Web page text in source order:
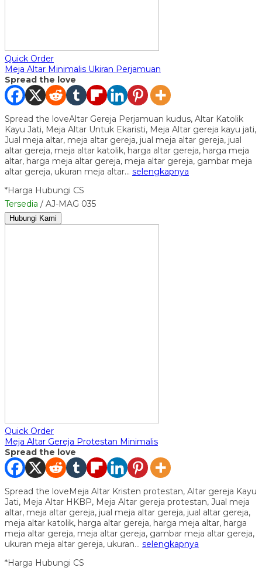
Quick Order
Meja Altar Minimalis Ukiran Perjamuan
Spread the love
Spread the loveAltar Gereja Perjamuan kudus, Altar Katolik
Kayu Jati, Meja Altar Untuk Ekaristi, Meja Altar gereja kayu jati,
Jual meja altar, meja altar gereja, jual meja altar gereja, jual
altar gereja, meja altar katolik, harga altar gereja, harga meja
altar, harga meja altar gereja, meja altar gereja, gambar meja
altar gereja, ukuran meja altar… selengkapnya
*Harga Hubungi CS
Tersedia / AJ-MAG 035
Hubungi Kami
Quick Order
Meja Altar Gereja Protestan Minimalis
Spread the love
Spread the loveMeja Altar Kristen protestan, Altar gereja Kayu
Jati, Meja Altar HKBP, Meja Altar gereja protestan, Jual meja
altar, meja altar gereja, jual meja altar gereja, jual altar gereja,
meja altar katolik, harga altar gereja, harga meja altar, harga
meja altar gereja, meja altar gereja, gambar meja altar gereja,
ukuran meja altar gereja, ukuran… selengkapnya
*Harga Hubungi CS